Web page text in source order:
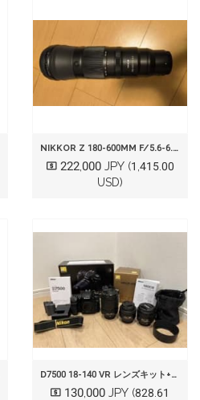
NIKKOR Z 180-600MM F/5.6-6.3 VR フィルター付き
222,000 JPY (1,415.00
USD)
D7500 18-140 VR レンズキット+NIKKOR 35MM 50MM
130,000 JPY (828.61